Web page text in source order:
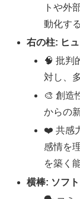
トや外
動化す
右の柱: ヒ
🧠 批判
対し、
🎨 創造
からの
❤️ 共感
感情を
を築く
横棒: ソフ